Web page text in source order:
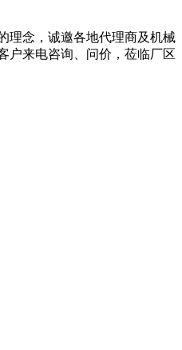
理念，诚邀各地代理商及机械
户来电咨询、问价，莅临厂区